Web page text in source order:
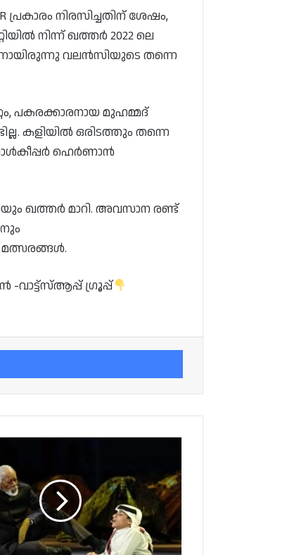
നിരസിച്ചതിന് ശേഷം,
നിന്ന് ഖത്തർ 2022 ലെ
വലൻസിയുടെ തന്നെ
പകരക്കാരനായ മുഹമ്മദ്
കളിയിൽ ഒരിടത്തും തന്നെ
ഹെർണാൻ
ഖത്തർ മാറി. അവസാന രണ്ട്
-വാട്ട്സ്ആപ്പ് ഗ്രൂപ്പ്
Facebook